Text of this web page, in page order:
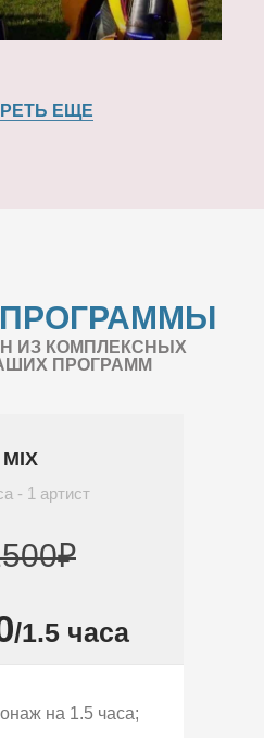
ЕЩЕ
ИЗ КОМПЛЕКСНЫХ
ПРОГРАММ
MIX
- 1 артист
/1.5 часа
на 1.5 часа;